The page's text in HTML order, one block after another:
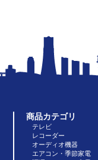
商品カテゴリ
テレビ
レコーダー
オーディオ機器
エアコン・季節家電